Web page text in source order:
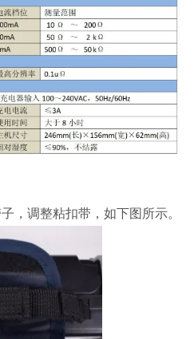
，调整粘扣带，如下图所示。